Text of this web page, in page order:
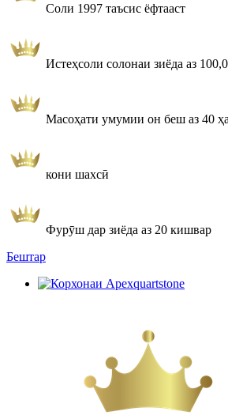
Соли 1997 таъсис ёфтааст
Истеҳсоли солонаи зиёда аз
Масоҳати умумии он беш аз 40
кони шахсӣ
Фурӯш дар зиёда аз 20 кишвар
Бештар